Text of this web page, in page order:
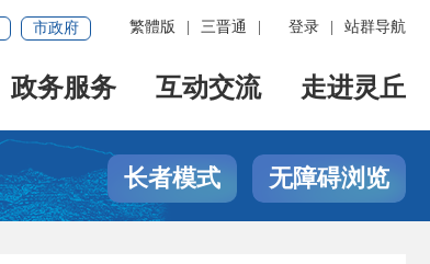
登录 站群导航
繁體版 三晋通
市政府
政务服务 互动交流 走进灵丘
长者模式 无障碍浏览